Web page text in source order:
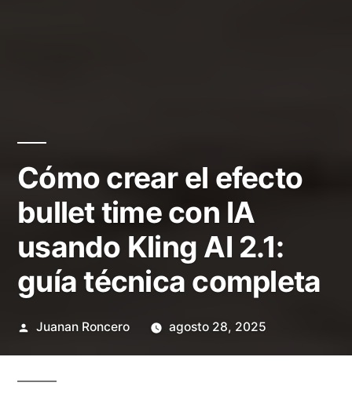
Cómo crear el efecto
bullet time con IA
usando Kling AI 2.1:
guía técnica completa
Publicado
Juanan Roncero agosto 28, 2025